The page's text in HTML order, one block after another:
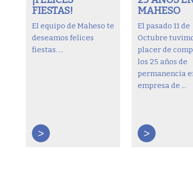
FIESTAS!
El equipo de Maheso te
deseamos felices
fiestas. ...
>
MAHESO
El pasado 11 de
Octubre
placer de
los 25 años de
permanencia
empresa de ...
>